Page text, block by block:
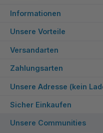
Informationen
Unsere Vorteile
Versandarten
Zahlungsarten
Unsere Adresse (kein
Sicher Einkaufen
Unsere Communities